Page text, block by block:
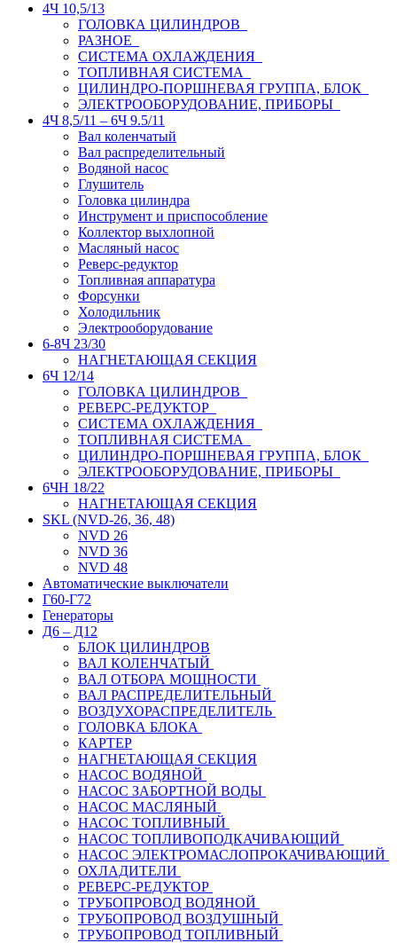
4Ч 10,5/13
ГОЛОВКА ЦИЛИНДРОВ
РАЗНОЕ
СИСТЕМА ОХЛАЖДЕНИЯ
ТОПЛИВНАЯ СИСТЕМА
ЦИЛИНДРО-ПОРШНЕВАЯ ГРУППА, БЛОК
ЭЛЕКТРООБОРУДОВАНИЕ, ПРИБОРЫ
4Ч 8,5/11 – 6Ч 9.5/11
Вал коленчатый
Вал распределительный
Водяной насос
Глушитель
Головка цилиндра
Инструмент и приспособление
Коллектор выхлопной
Масляный насос
Реверс-редуктор
Топливная аппаратура
Форсунки
Холодильник
Электрооборудование
6-8Ч 23/30
НАГНЕТАЮЩАЯ СЕКЦИЯ
6Ч 12/14
ГОЛОВКА ЦИЛИНДРОВ
РЕВЕРС-РЕДУКТОР
СИСТЕМА ОХЛАЖДЕНИЯ
ТОПЛИВНАЯ СИСТЕМА
ЦИЛИНДРО-ПОРШНЕВАЯ ГРУППА, БЛОК
ЭЛЕКТРООБОРУДОВАНИЕ, ПРИБОРЫ
6ЧН 18/22
НАГНЕТАЮЩАЯ СЕКЦИЯ
SKL (NVD-26, 36, 48)
NVD 26
NVD 36
NVD 48
Автоматические выключатели
Г60-Г72
Генераторы
Д6 – Д12
БЛОК ЦИЛИНДРОВ
ВАЛ КОЛЕНЧАТЫЙ
ВАЛ ОТБОРА МОЩНОСТИ
ВАЛ РАСПРЕДЕЛИТЕЛЬНЫЙ
ВОЗДУХОРАСПРЕДЕЛИТЕЛЬ
ГОЛОВКА БЛОКА
КАРТЕР
НАГНЕТАЮЩАЯ СЕКЦИЯ
НАСОС ВОДЯНОЙ
НАСОС ЗАБОРТНОЙ ВОДЫ
НАСОС МАСЛЯНЫЙ
НАСОС ТОПЛИВНЫЙ
НАСОС ТОПЛИВОПОДКАЧИВАЮЩИЙ
НАСОС ЭЛЕКТРОМАСЛОПРОКАЧИВАЮЩИЙ
ОХЛАДИТЕЛИ
РЕВЕРС-РЕДУКТОР
ТРУБОПРОВОД ВОДЯНОЙ
ТРУБОПРОВОД ВОЗДУШНЫЙ
ТРУБОПРОВОД ТОПЛИВНЫЙ